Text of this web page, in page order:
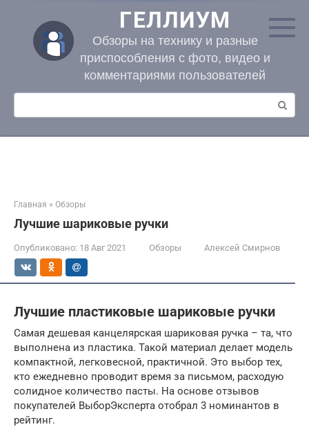
контенту
ГЕЛЛИУМ
Обзоры на технику и разные
приспособления с фото, видео и
комментариями пользователей
Поиск:
Главная » Обзоры
Лучшие шариковые ручки
Опубликовано: 18 Авг 2021 Обзоры Алексей Смирнов
Лучшие пластиковые шариковые ручки
Самая дешевая канцелярская шариковая ручка – та, что
выполнена из пластика. Такой материал делает модель
компактной, легковесной, практичной. Это выбор тех,
кто ежедневно проводит время за письмом, расходую
солидное количество пасты. На основе отзывов
покупателей ВыборЭксперта отобрал 3 номинантов в
рейтинг.